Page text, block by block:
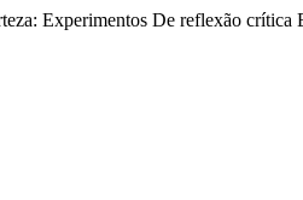
Experimentos De reflexão crítica